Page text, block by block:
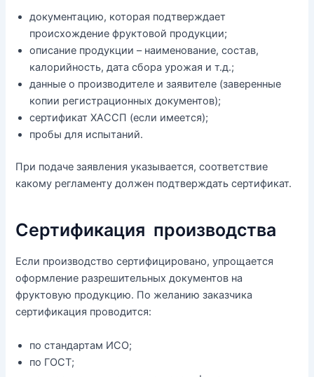
документацию, которая подтверждает
происхождение фруктовой продукции;
описание продукции – наименование, состав,
калорийность, дата сбора урожая и т.д.;
данные о производителе и заявителе (заверенные
копии регистрационных документов);
сертификат ХАССП (если имеется);
пробы для испытаний.
При подаче заявления указывается, соответствие
какому регламенту должен подтверждать сертификат.
Сертификация производства
Если производство сертифицировано, упрощается
оформление разрешительных документов на
фруктовую продукцию. По желанию заказчика
сертификация проводится:
по стандартам ИСО;
по ГОСТ;